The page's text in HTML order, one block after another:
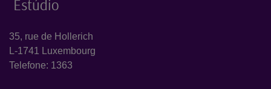
Estúdio
35, rue de Hollerich
L-1741 Luxembourg
Telefone: 1363